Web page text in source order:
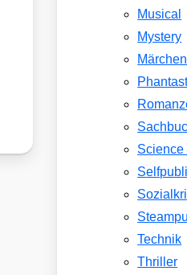
Musical
Mystery
Märchen
Science
Technik
Thriller